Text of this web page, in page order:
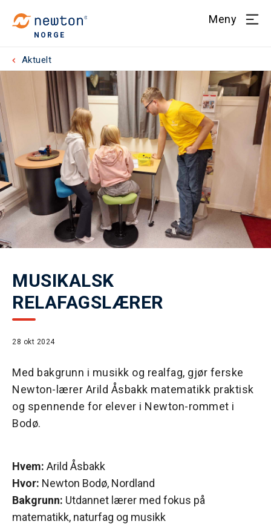
NORGE
Meny
Aktuelt
MUSIKALSK
RELAFAGSLÆRER
28 okt 2024
Med bakgrunn i musikk og realfag, gjør ferske
Newton-lærer Arild Åsbakk matematikk praktisk
og spennende for elever i Newton-rommet i
Bodø.
Hvem: Arild Åsbakk
Hvor: Newton Bodø, Nordland
Bakgrunn: Utdannet lærer med fokus på
matematikk, naturfag og musikk